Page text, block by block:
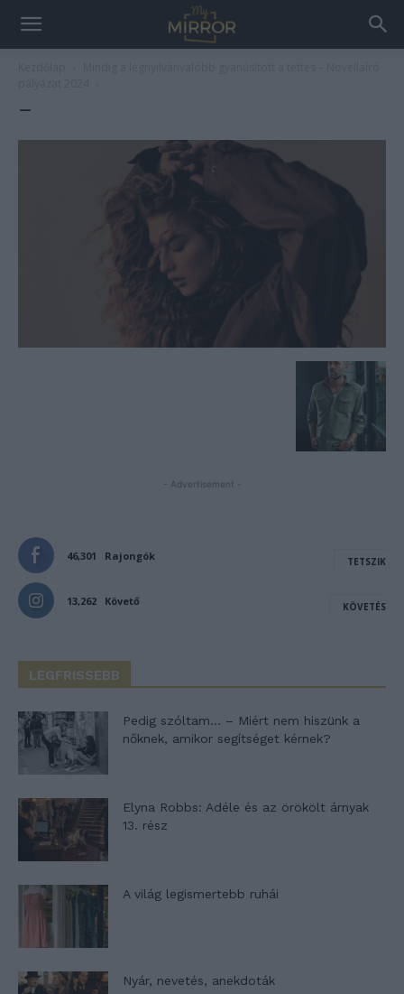
–
- Advertisement -
46,301 Rajongók TETSZIK
13,262 Követő KÖVETÉS
LEGFRISSEBB
Pedig szóltam… – Miért nem hiszünk a
nőknek, amikor segítséget kérnek?
Elyna Robbs: Adéle és az örökölt árnyak
13. rész
A világ legismertebb ruhái
Nyár, nevetés, anekdoták